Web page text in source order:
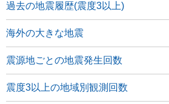
過去の地震履歴(震度3以上)
海外の大きな地震
震源地ごとの地震発生回数
震度3以上の地域別観測回数